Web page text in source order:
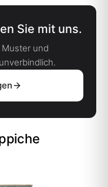
Sie mit uns.
und